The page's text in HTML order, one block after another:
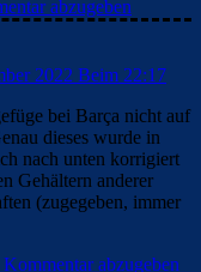
abzugeben
2022 Beim 22:17
bei Barça nicht auf
dieses wurde in
nach unten korrigiert
Gehältern anderer
(zugegeben, immer
abzugeben